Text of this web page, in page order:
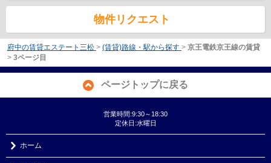
物件リクエスト
府中の賃貸エステート三松 > (賃貸)路線・駅から探す > 京王電鉄京王線の賃貸
> 3ページ目
ページトップに戻る
営業時間:9:30～18:30
定休日:水曜日
ホーム